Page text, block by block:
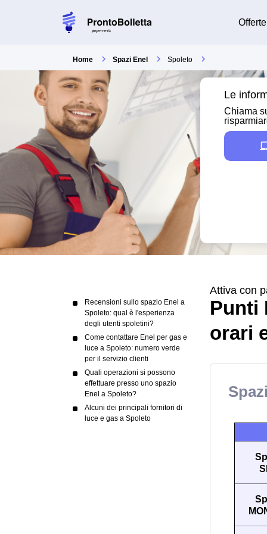
Offerte
Home Spazi Enel Spoleto
Le
Chiama
Recensioni sullo spazio Enel a
Spoleto: qual è l'esperienza
degli utenti spoletini?
Come contattare Enel per gas e
luce a Spoleto: numero verde
per il servizio clienti
Quali operazioni si possono
effettuare presso uno spazio
Enel a Spoleto?
Alcuni dei principali fornitori di
luce e gas a Spoleto
Attiva con
Punti
orari